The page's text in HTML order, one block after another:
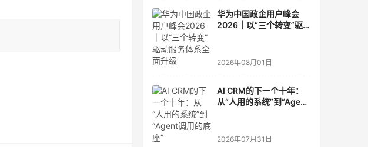
华为中国政企用户峰会
2026｜以“三个转变”驱动
2026年08月01日
AI CRM的下一个十年：
从“人用的系统”到“Agent
2026年07月31日